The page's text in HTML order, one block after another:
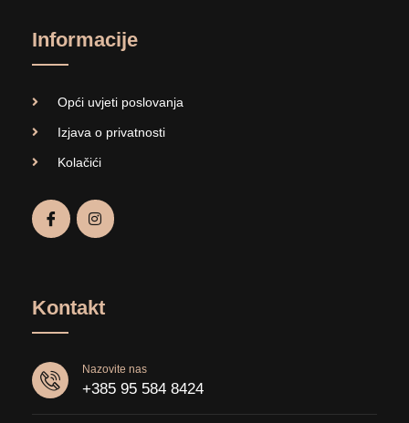
Informacije
Opći uvjeti poslovanja
Izjava o privatnosti
Kolačići
Kontakt
Nazovite nas
+385 95 584 8424